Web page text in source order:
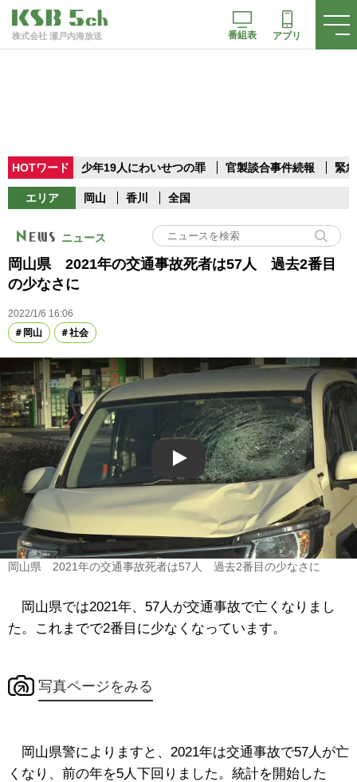
株式会社 瀬戸内海放送 番組表 アプリ
HOTワード 少年19人にわいせつの罪 官製談合事件続報 緊
エリア 岡山 香川 全国
ニュース
岡山県 2021年の交通事故死者は57人 過去2番目
の少なさに
2022/1/6 16:06
岡山
社会
Play
岡山県 2021年の交通事故死者は57人 過去2番目の少なさに
岡山県では2021年、57人が交通事故で亡くなりまし
た。これまでで2番目に少なくなっています。
写真ページをみる
岡山県警によりますと、2021年は交通事故で57人が亡
くなり、前の年を5人下回りました。統計を開始した